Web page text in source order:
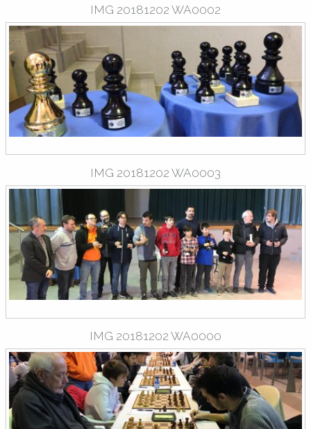
IMG 20181202 WA0002
IMG 20181202 WA0003
IMG 20181202 WA0000